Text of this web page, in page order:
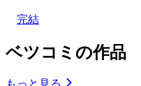
完結
ベツコミの作品